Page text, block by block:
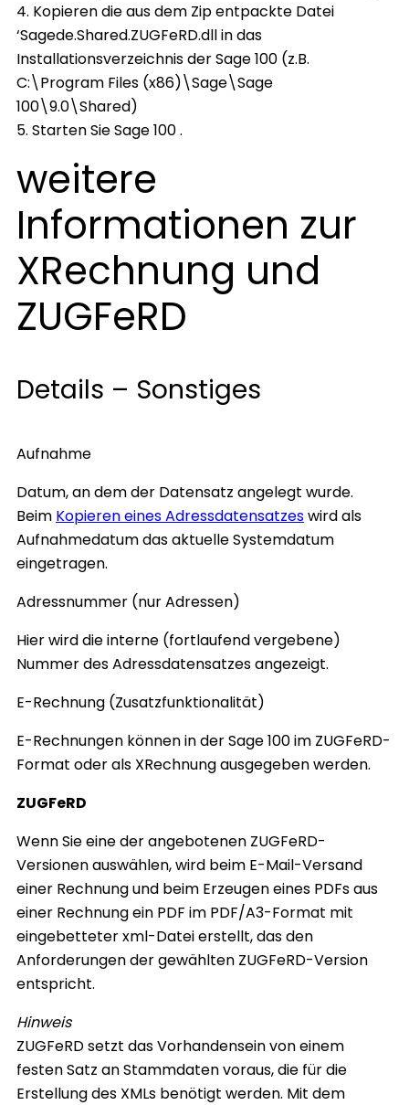
4. Kopieren die aus dem Zip entpackte Datei
‘Sagede.Shared.ZUGFeRD.dll in das
Installationsverzeichnis der Sage 100 (z.B.
C:\Program Files (x86)\Sage\Sage
100\9.0\Shared)
5. Starten Sie Sage 100 .
weitere
Informationen zur
XRechnung und
ZUGFeRD
Details – Sonstiges
Aufnahme
Datum, an dem der Datensatz angelegt wurde.
Beim Kopieren eines Adressdatensatzeswird als
Aufnahmedatum das aktuelle Systemdatum
eingetragen.
Adressnummer (nur Adressen)
Hier wird die interne (fortlaufend vergebene)
Nummer des Adressdatensatzes angezeigt.
E-Rechnung (Zusatzfunktionalität)
E-Rechnungen können in der Sage 100 im ZUGFeRD-
Format oder als XRechnung ausgegeben werden.
ZUGFeRD
Wenn Sie eine der angebotenen ZUGFeRD-
Versionen auswählen, wird beim E-Mail-Versand
einer Rechnung und beim Erzeugen eines PDFs aus
einer Rechnung ein PDF im PDF/A3-Format mit
eingebetteter xml-Datei erstellt, das den
Anforderungen der gewählten ZUGFeRD-Version
entspricht.
Hinweis
ZUGFeRD setzt das Vorhandensein von einem
festen Satz an Stammdaten voraus, die für die
Erstellung des XMLs benötigt werden. Mit dem